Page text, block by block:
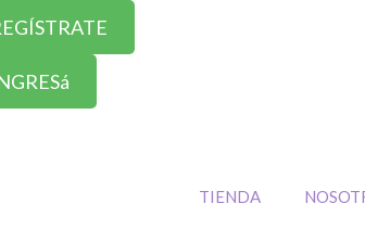
TIENDA